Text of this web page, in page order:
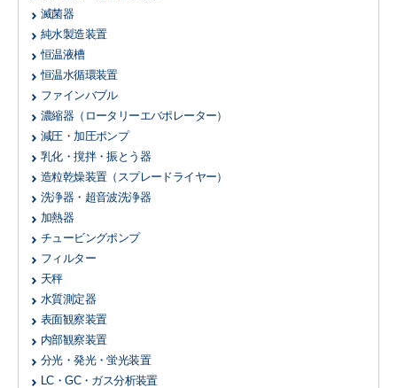
滅菌器
純水製造装置
恒温液槽
恒温水循環装置
ファインバブル
濃縮器（ロータリーエバポレーター）
減圧・加圧ポンプ
乳化・撹拌・振とう器
造粒乾燥装置（スプレードライヤー）
洗浄器・超音波洗浄器
加熱器
チュービングポンプ
フィルター
天秤
水質測定器
表面観察装置
内部観察装置
分光・発光・蛍光装置
LC・GC・ガス分析装置